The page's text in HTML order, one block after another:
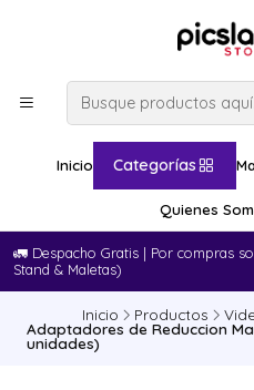
Inicio Categorías
Quienes
🚛​ Despacho Gratis | Por compras
Stand & Maletas)
Inicio Productos
Adaptadores de Reduccion
unidades)